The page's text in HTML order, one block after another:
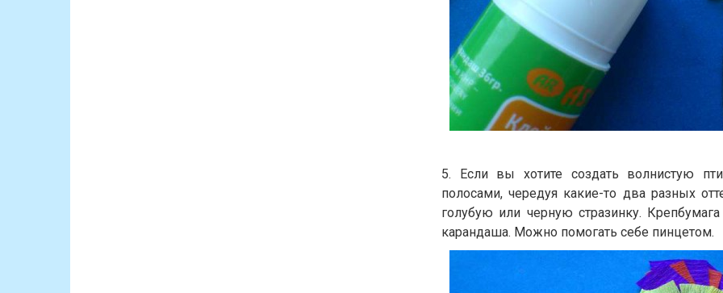
5. Если вы хотите создать волнистую
полосами, чередуя какие-то два разных
голубую или черную стразинку.
карандаша. Можно помогать себе пинцетом.